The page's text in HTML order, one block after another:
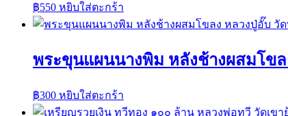
฿550 หยิบใส่ตะกร้า
พระขุนแผนนางพิม หลังช้างผสมโขล
฿300 หยิบใส่ตะกร้า